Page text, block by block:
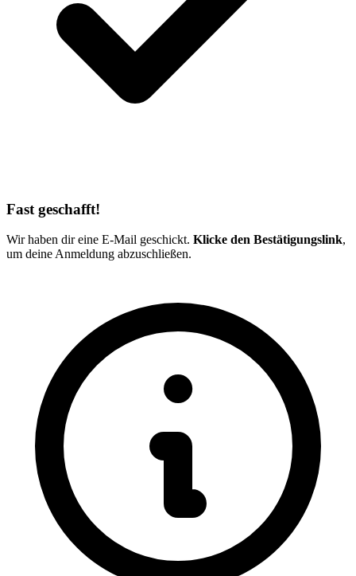
Fast geschafft!
Wir haben dir eine E-Mail geschickt. Klicke den Bestätigungslink,
um deine Anmeldung abzuschließen.